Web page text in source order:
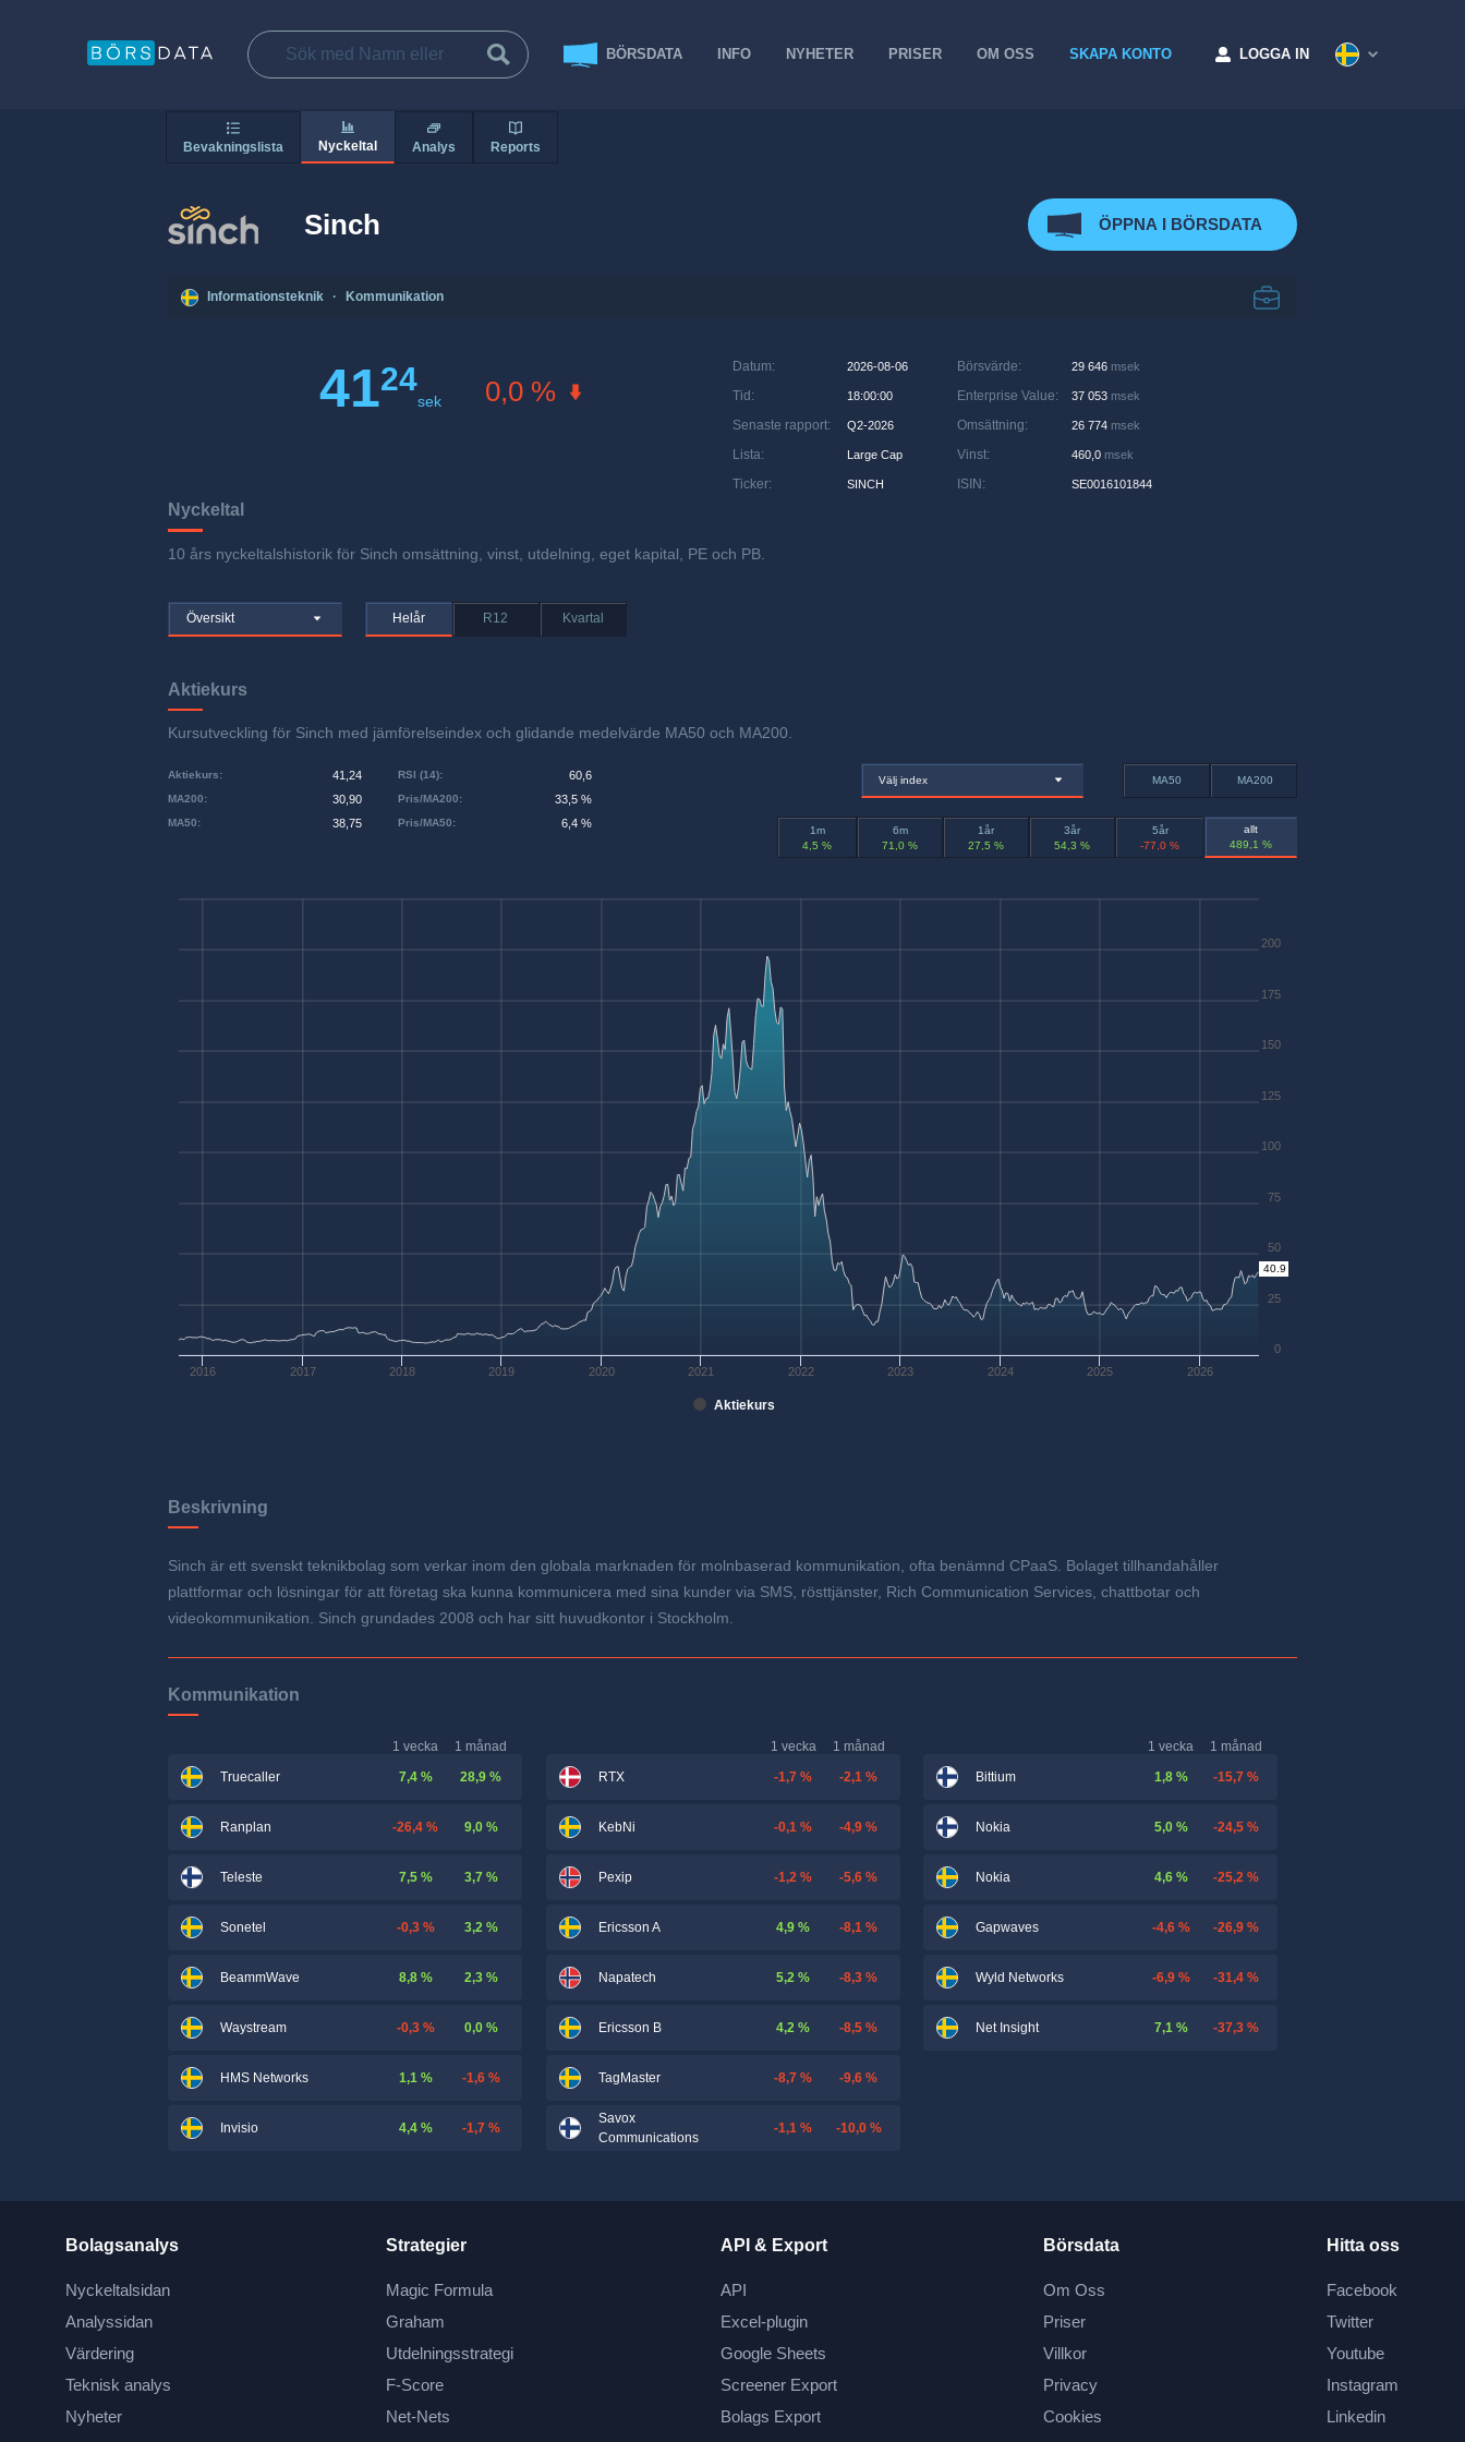
BÖRSDATA INFO NYHETER PRISER OM OSS SKAPA KONTO LOGGA IN
Bevakningslista Nyckeltal Analys Reports
Sinch ÖPPNA I BÖRSDATA
Informationsteknik · Kommunikation
4124
sek 0,0 %
Datum: 2026-08-06
Tid : 18:00:00
Senaste rapport: Q2-2026
Lista: Large Cap
Ticker: SINCH
Börsvärde: 29 646 msek
Enterprise Value: 37 053 msek
Omsättning: 26 774 msek
Vinst: 460,0 msek
ISIN : SE0016101844
Nyckeltal
10 års nyckeltalshistorik för Sinch omsättning, vinst, utdelning, eget kapital, PE och PB.
Översikt Helår R12 Kvartal
Aktiekurs
Kursutveckling för Sinch med jämförelseindex och glidande medelvärde MA50 och MA200.
Aktiekurs: 41,24
MA50: 38,75
MA200: 30,90 Pris/MA200: 33,5 %
RSI (14): 60,6
Pris/MA50: 6,4 %
Välj index MA50 MA200
1m
4,5 %
6m
71,0 %
1år
27,5 %
3år
54,3 %
5år
-77,0 %
allt
489,1 %
Aktiekurs
2016 2017 2018 2019 2020 2021 2022 2023 2024 2025 2026
0
25
50
75
100
125
150
175
200
40.9
Beskrivning
Sinch är ett svenskt teknikbolag som verkar inom den globala marknaden för molnbaserad kommunikation, ofta benämnd CPaaS. Bolaget tillhandahåller
plattformar och lösningar för att företag ska kunna kommunicera med sina kunder via SMS, rösttjänster, Rich Communication Services, chattbotar och
videokommunikation. Sinch grundades 2008 och har sitt huvudkontor i Stockholm.
Kommunikation
1 vecka
1 månad
Truecaller
7,4 % 28,9 %
Ranplan -26,4 % 9,0 %
Teleste 7,5 % 3,7 %
Sonetel -0,3 % 3,2 %
BeammWave 8,8 % 2,3 %
Waystream -0,3 % 0,0 %
HMS Networks 1,1 % -1,6 %
Invisio 4,4 % -1,7 %
1 vecka
1 månad
RTX
-1,7 % -2,1 %
KebNi -0,1 % -4,9 %
Pexip -1,2 % -5,6 %
Ericsson A 4,9 % -8,1 %
Napatech 5,2 % -8,3 %
Ericsson B 4,2 % -8,5 %
TagMaster -8,7 % -9,6 %
Savox
Communications
-1,1 % -10,0 %
1 vecka
1 månad
Bittium
1,8 % -15,7 %
Nokia 5,0 % -24,5 %
Nokia 4,6 % -25,2 %
Gapwaves -4,6 % -26,9 %
Wyld Networks -6,9 % -31,4 %
Net Insight 7,1 % -37,3 %
Bolagsanalys
Nyckeltalsidan
Analyssidan
Värdering
Teknisk analys
Nyheter
Strategier
Magic Formula
Graham
Utdelningsstrategi
F-Score
Net-Nets
API & Export
API
Excel-plugin
Google Sheets
Screener Export
Bolags Export
Börsdata
Om Oss
Priser
Villkor
Privacy
Cookies
Hitta oss
Facebook
Twitter
Youtube
Instagram
Linkedin